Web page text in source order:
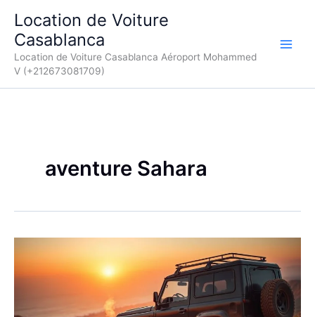
contenu
Location de Voiture
Casablanca
Location de Voiture Casablanca Aéroport Mohammed
V (+212673081709)
aventure Sahara